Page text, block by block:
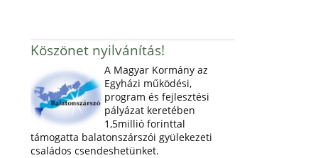
Köszönet nyilvánítás!
A Magyar Kormány az
Egyházi működési,
program és fejlesztési
pályázat keretében
1,5millió forinttal
támogatta balatonszárszói gyülekezeti
családos csendeshetünket.